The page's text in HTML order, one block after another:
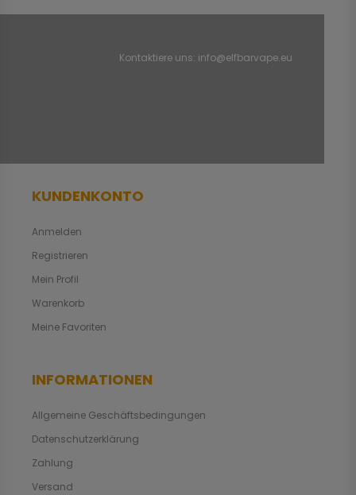
Kontaktiere uns: info@elfbarvape.eu
KUNDENKONTO
Anmelden
Registrieren
Mein Profil
Warenkorb
Meine Favoriten
INFORMATIONEN
Allgemeine Geschäftsbedingungen
Datenschutzerklärung
Zahlung
Versand